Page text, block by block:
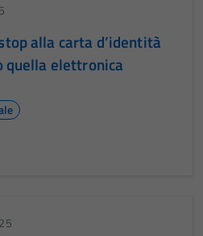
alla carta d’identità
quella elettronica